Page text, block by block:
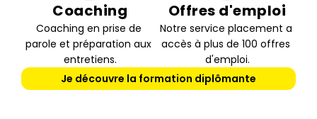
Coaching
Coaching en prise de
parole et préparation aux
entretiens.
Offres d'emploi
Notre service placement a
accès à plus de 100 offres
d'emploi.
Je découvre la formation diplômante